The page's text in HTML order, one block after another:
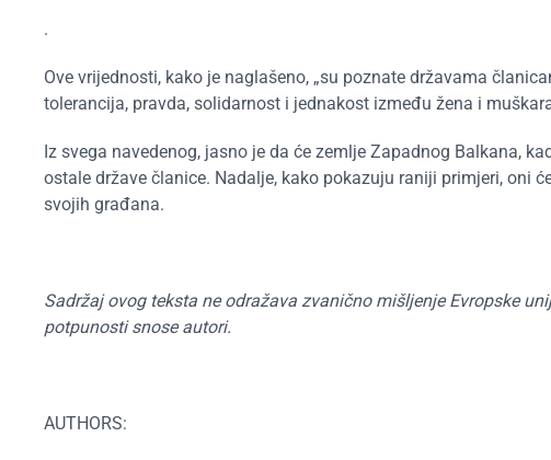
.
Ove vrijednosti, kako je naglašeno, „su poznate državama
tolerancija, pravda, solidarnost i jednakost između žena i
Iz svega navedenog, jasno je da će zemlje Zapadnog Balkana,
ostale države članice. Nadalje, kako pokazuju raniji primjeri, oni
svojih građana.
Sadržaj ovog teksta ne odražava zvanično mišljenje Evropske
potpunosti snose autori.
AUTHORS: